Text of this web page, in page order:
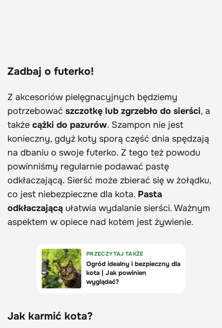
Zadbaj o futerko!
Z akcesoriów pielęgnacyjnych będziemy
potrzebować szczotkę lub zgrzebło do sierści, a
także cążki do pazurów. Szampon nie jest
konieczny, gdyż koty sporą część dnia spędzają
na dbaniu o swoje futerko. Z tego też powodu
powinniśmy regularnie podawać pastę
odkłaczającą. Sierść może zbierać się w żołądku,
co jest niebezpieczne dla kota. Pasta
odkłaczającą ułatwia wydalanie sierści. Ważnym
aspektem w opiece nad kotem jest żywienie.
Jak karmić kota?